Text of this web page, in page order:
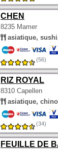
CHEN
8235 Mamer
asiatique,
(56)
RIZ ROYAL
8310 Capellen
asiatique,
(34)
FEUILLE DE